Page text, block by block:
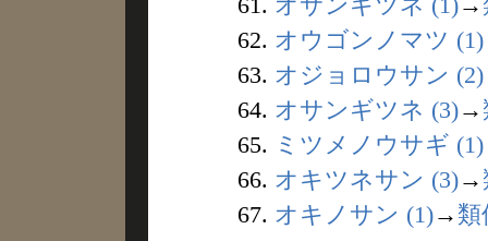
61. オサンキツネ (1)→
62. オウゴンノマツ (1)
63. オジョロウサン (2)
64. オサンギツネ (3)→
65. ミツメノウサギ (1)
66. オキツネサン (3)→
67. オキノサン (1)→ 類